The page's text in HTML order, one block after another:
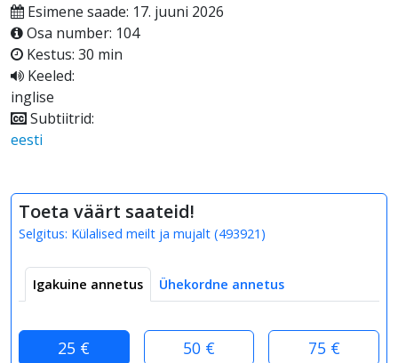
Esimene saade: 17. juuni 2026
Osa number: 104
Kestus: 30 min
Keeled:
inglise
Subtiitrid:
eesti
Toeta väärt saateid!
Selgitus: Külalised meilt ja mujalt (493921 )
Igakuine annetus Ühekordne annetus
25 € 50 € 75 €